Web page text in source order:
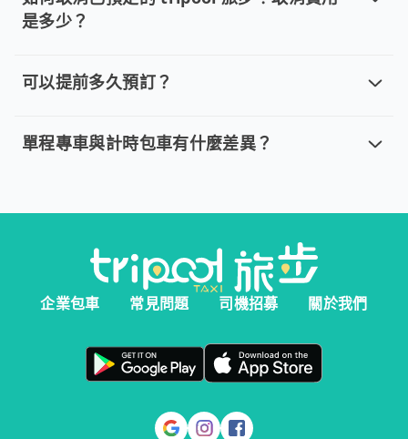
是多少？
可以提前多久預訂？
單程專車與計時包車有什麼差異？
企業包車 常見問題 司機招募 關於我們